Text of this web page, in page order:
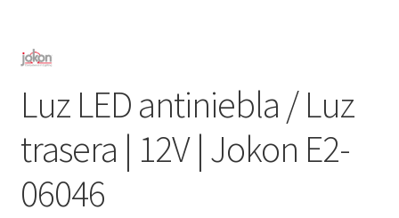
Luz LED antiniebla / Luz
trasera | 12V | Jokon E2-
06046